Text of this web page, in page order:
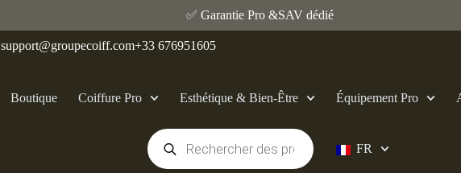
✅ Garantie Pro &SAV dédié
support@groupecoiff.com+33 676951605
Boutique Coiffure Pro Esthétique & Bien‑Être Équipement Pro
FR